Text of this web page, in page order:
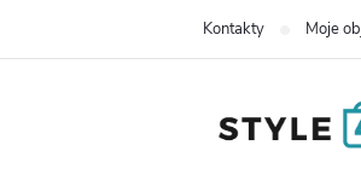
Kontakty Moje